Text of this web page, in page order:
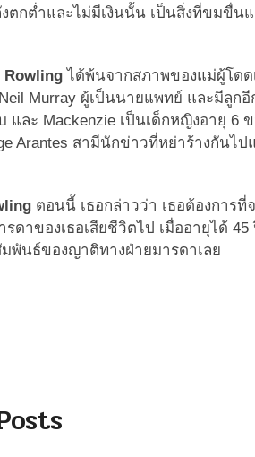
ตกต่ำและไม่มีเงินนั้น เป็นสิ่งที่ขมขื่น
Rowling ได้พ้นจากสภาพของแม่ผู้โดด
Murray ผู้เป็นนายแพทย์ และมีลูก
และ Mackenzie เป็นเด็กหญิงอายุ 6
Arantes สามีนักข่าวที่หย่าร้างกันไ
ตอนนี้ เธอกล่าวว่า เธอต้องการที่
รดาของเธอเสียชีวิตไป เมื่ออายุได้
พันธ์ของญาติทางฝ่ายมารดาเลย